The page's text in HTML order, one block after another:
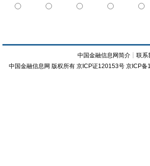
中国金融信息网简介 ┊联系
中国金融信息网 版权所有 京ICP证120153号 京ICP备